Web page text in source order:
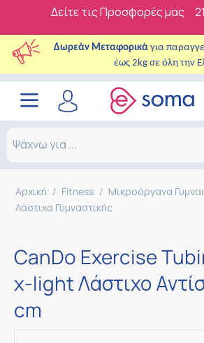
Δείτε τις Προσφορές μας
Δωρεάν Μεταφορικά για
έως 2kg σε όλη την
Αρχική / Fitness / Μικροόργανα
Λάστιχα Γυμναστικής
CanDo Exercise
x-light Λάστιχο
cm